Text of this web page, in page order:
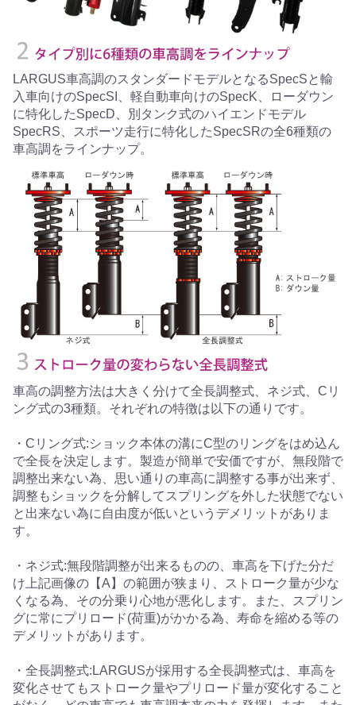
LARGUS車高調のスタンダードモデルとなるSpecSと輸
入車向けのSpecSI、軽自動車向けのSpecK、ローダウン
に特化したSpecD、別タンク式のハイエンドモデル
SpecRS、スポーツ走行に特化したSpecSRの全6種類の
車高調をラインナップ。
車高の調整方法は大きく分けて全長調整式、ネジ式、Cリ
ング式の3種類。それぞれの特徴は以下の通りです。
・Cリング式:ショック本体の溝にC型のリングをはめ込ん
で全長を決定します。製造が簡単で安価ですが、無段階で
調整出来ない為、思い通りの車高に調整する事が出来ず、
調整もショックを分解してスプリングを外した状態でない
と出来ない為に自由度が低いというデメリットがありま
す。
・ネジ式:無段階調整が出来るものの、車高を下げた分だ
け上記画像の【A】の範囲が狭まり、ストローク量が少な
くなる為、その分乗り心地が悪化します。また、スプリン
グに常にプリロード(荷重)がかかる為、寿命を縮める等の
デメリットがあります。
・全長調整式:LARGUSが採用する全長調整式は、車高を
変化させてもストローク量やプリロード量が変化すること